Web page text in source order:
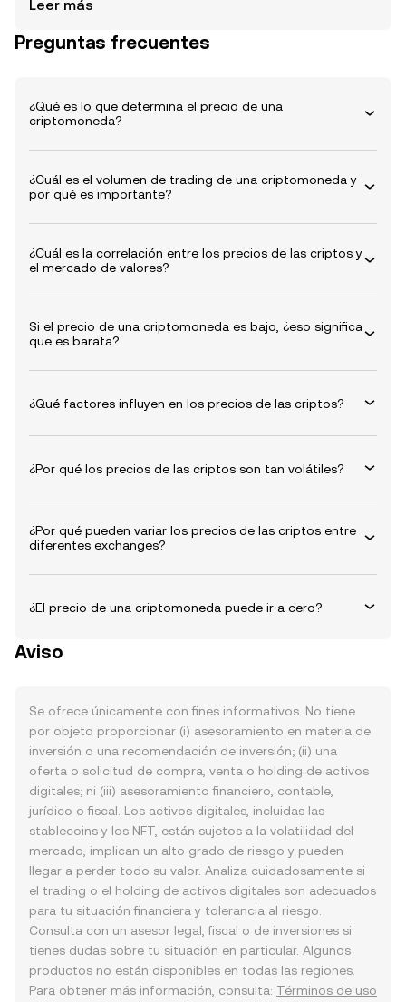
categorizadas que te permiten encontrar el precio de las
puedes mantenerte informado sobre las tendencias del
mercado, comparar el rendimiento de los tokens y más.
para darte los últimos precios de criptomonedas y
garantizar que nunca te pierdas de nada. Con
valoraciones. Vuelve a esta página para obtener acceso
necesites.
Leer más
Preguntas frecuentes
¿Qué es lo que determina el precio de una
criptomoneda?
¿Cuál es el volumen de trading de una criptomoneda y
por qué es importante?
¿Cuál es la correlación entre los precios de las criptos y
el mercado de valores?
Si el precio de una criptomoneda es bajo, ¿eso significa
que es barata?
¿Qué factores influyen en los precios de las criptos?
¿Por qué los precios de las criptos son tan volátiles?
¿Por qué pueden variar los precios de las criptos entre
diferentes exchanges?
¿El precio de una criptomoneda puede ir a cero?
Aviso
Se ofrece únicamente con fines informativos. No tiene
por objeto proporcionar (i) asesoramiento en materia de
inversión o una recomendación de inversión; (ii) una
oferta o solicitud de compra, venta o holding de activos
digitales; ni (iii) asesoramiento financiero, contable,
jurídico o fiscal. Los activos digitales, incluidas las
stablecoins y los NFT, están sujetos a la volatilidad del
mercado, implican un alto grado de riesgo y pueden
llegar a perder todo su valor. Analiza cuidadosamente si
el trading o el holding de activos digitales son adecuados
para tu situación financiera y tolerancia al riesgo.
Consulta con un asesor legal, fiscal o de inversiones si
tienes dudas sobre tu situación en particular. Algunos
productos no están disponibles en todas las regiones.
Para obtener más información, consulta: Términos de uso